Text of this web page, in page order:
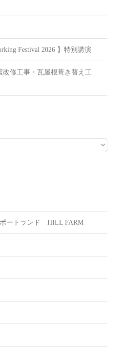
Festival 2026 】特別講演
修工事・瓦屋根葺き替え工
ポートランド HILL FARM